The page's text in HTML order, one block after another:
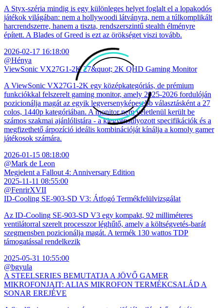
A Styx-széria mindig is egy különleges helyet foglalt el a lopakodós
játékok világában: nem a hollywoodi látványra, nem a túlkomplikált
harcrendszerre, hanem a tiszta, rendszerszintű stealth élményre
épített. A Blades of Greed is ezt az örökséget viszi tovább.
2026-02-17 16:18:00
@Hénya
ViewSonic VX27G1-2K 27&quot; 2K QHD Gaming Monitor
A ViewSonic VX27G1-2K egy középkategóriás, de prémium
funkciókkal felszerelt gaming monitor, amely 2025-2026 fordulóján
pozicionálja magát az egyik legversenyképesebb választásként a 27
colos, 1440p kategóriában. A monitor nem véletlenül került be
számos szakmai ajánlólistára - a kiegyensúlyozott specifikációk és a
megfizethető árpozíció ideális kombinációját kínálja a komoly gamer
játékosok számára.
2026-01-15 08:18:00
@Mark de Leon
Megjelent a Fallout 4: Anniversary Edition
2025-11-11 08:55:00
@FenrirXVII
ID-Cooling SE-903-SD V3: Átfogó Termékfelülvizsgálat
Az ID-Cooling SE-903-SD V3 egy kompakt, 92 milliméteres
ventilátorral szerelt processzor léghűtő, amely a költségvetés-barát
szegmensben pozicionálja magát. A termék 130 wattos TDP
támogatással rendelkezik
2025-05-31 10:55:00
@bgyula
A STEELSERIES BEMUTATJA A JÖVŐ GAMER
MIKROFONJAIT: ALIAS MIKROFON TERMÉKCSALÁD A
SONAR EREJÉVE